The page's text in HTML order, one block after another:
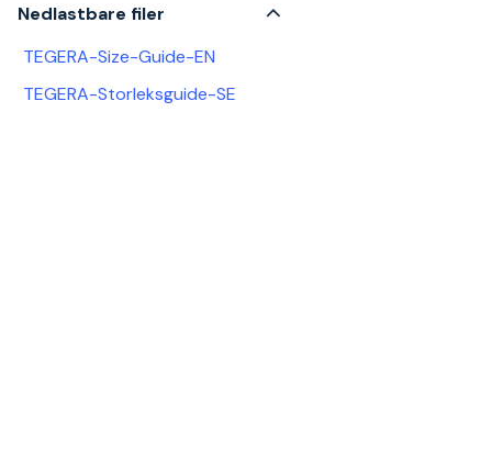
Nedlastbare filer
TEGERA-Size-Guide-EN
TEGERA-Storleksguide-SE